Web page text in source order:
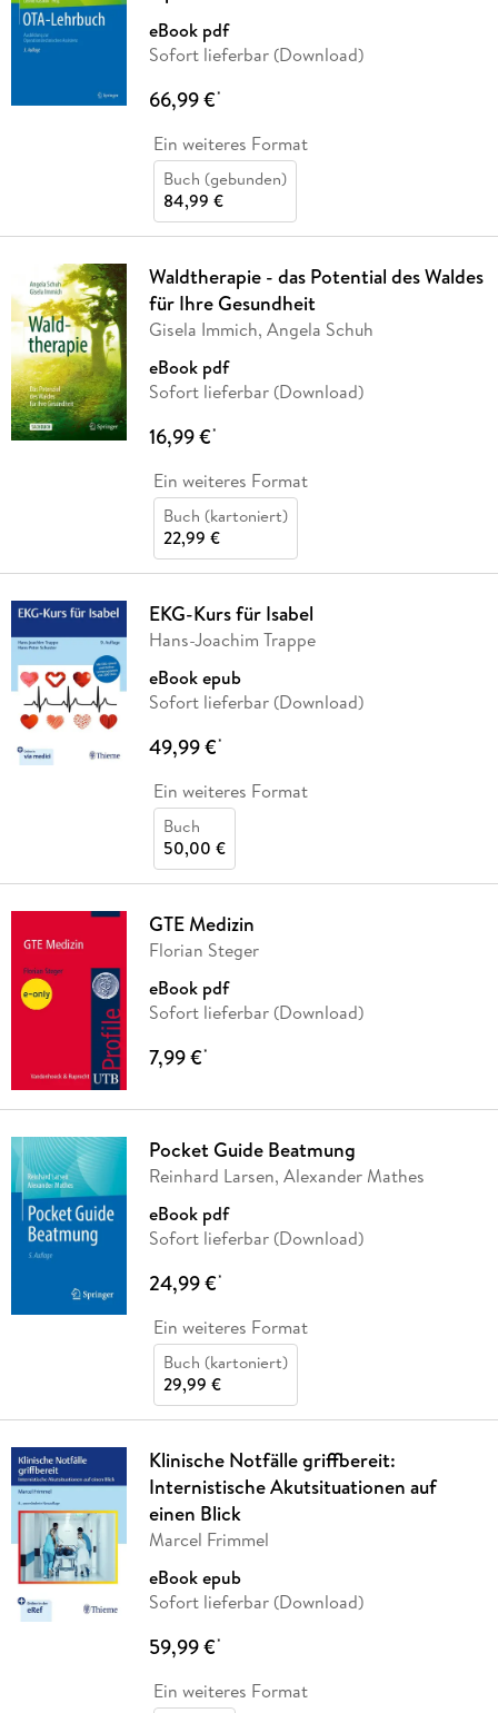
eBook pdf
Sofort lieferbar (Download)
66,99 €*
Ein weiteres Format
Buch (gebunden)
84,99 €
Waldtherapie - das Potential des Waldes
für Ihre Gesundheit
Gisela Immich, Angela Schuh
eBook pdf
Sofort lieferbar (Download)
16,99 €*
Ein weiteres Format
Buch (kartoniert)
22,99 €
EKG-Kurs für Isabel
Hans-Joachim Trappe
eBook epub
Sofort lieferbar (Download)
49,99 €*
Ein weiteres Format
Buch
50,00 €
GTE Medizin
Florian Steger
eBook pdf
Sofort lieferbar (Download)
7,99 €*
Pocket Guide Beatmung
Reinhard Larsen, Alexander Mathes
eBook pdf
Sofort lieferbar (Download)
24,99 €*
Ein weiteres Format
Buch (kartoniert)
29,99 €
Klinische Notfälle griffbereit:
Internistische Akutsituationen auf
einen Blick
Marcel Frimmel
eBook epub
Sofort lieferbar (Download)
59,99 €*
Ein weiteres Format